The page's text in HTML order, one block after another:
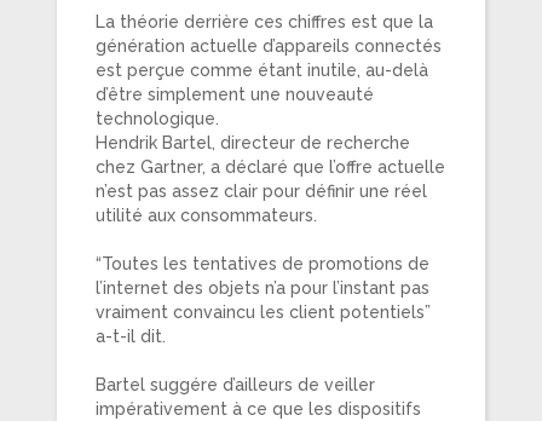
La théorie derrière ces chiffres est que la
génération actuelle d’appareils connectés
est perçue comme étant inutile, au-delà
d’être simplement une nouveauté
technologique.
Hendrik Bartel, directeur de recherche
chez Gartner, a déclaré que l’offre actuelle
n’est pas assez clair pour définir une réel
utilité aux consommateurs.
“Toutes les tentatives de promotions de
l’internet des objets n’a pour l’instant pas
vraiment convaincu les client potentiels”
a-t-il dit.
Bartel suggére d’ailleurs de veiller
impérativement à ce que les dispositifs